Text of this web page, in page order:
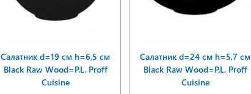
Салатник d=19 см h=6,5 см
Black Raw Wood=P.L. Proff
Cuisine
Салатник d=24 см h=5,7 см
Black Raw Wood=P.L. Proff
Cuisine